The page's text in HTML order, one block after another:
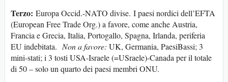
Terzo: Europa Occid.-NATO divise. I paesi nordici dell’EFTA
(European Free Trade Org.) a favore, come anche Austria,
Francia e Grecia, Italia, Portogallo, Spagna, Irlanda, periferia
EU indebitata. Non a favore: UK, Germania, PaesiBassi; 3
mini-stati; i 3 tosti USA-Israele (=USraele)-Canada per il totale
di 50 – solo un quarto dei paesi membri ONU.